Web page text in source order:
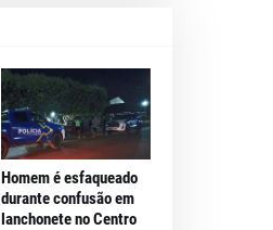
Homem é esfaqueado
durante confusão em
lanchonete no Centro